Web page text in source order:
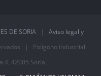
DE SORIA | Aviso legal y
| Polígono industrial
4, 42005 Soria